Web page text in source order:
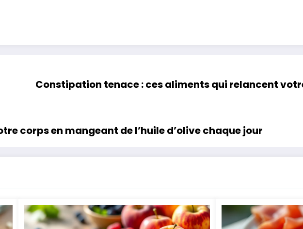
Constipation tenace : ces aliments qui relancent
corps en mangeant de l’huile d’olive chaque jour